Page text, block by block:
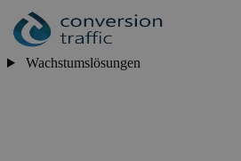
Wachstumslösungen